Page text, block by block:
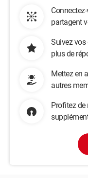
partagent
Suivez
plus de
Mettez en
autres
Profitez